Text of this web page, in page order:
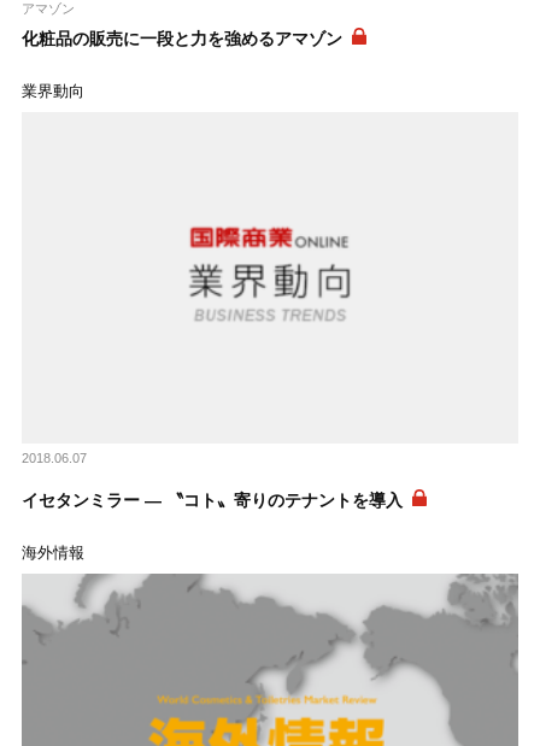
アマゾン
化粧品の販売に一段と力を強めるアマゾン
業界動向
2018.06.07
イセタンミラー ― 〝コト〟寄りのテナントを導入
海外情報